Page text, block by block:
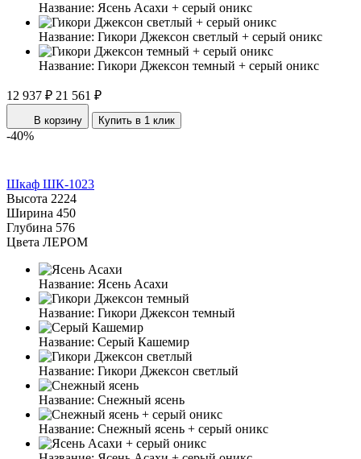
Название: Ясень Асахи + серый оникс
Название: Гикори Джексон светлый + серый оникс
Название: Гикори Джексон темный + серый оникс
12 937 ₽ 21 561 ₽
В корзину Купить в 1 клик
-40%
Шкаф ШК-1023
Высота 2224
Ширина 450
Глубина 576
Цвета ЛЕРОМ
Название: Ясень Асахи
Название: Гикори Джексон темный
Название: Серый Кашемир
Название: Гикори Джексон светлый
Название: Снежный ясень
Название: Снежный ясень + серый оникс